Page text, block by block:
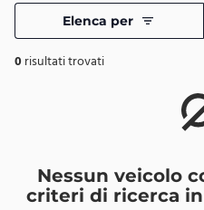
Elenca per
0risultati trovati
Nessun veicolo
criteri di ricerca